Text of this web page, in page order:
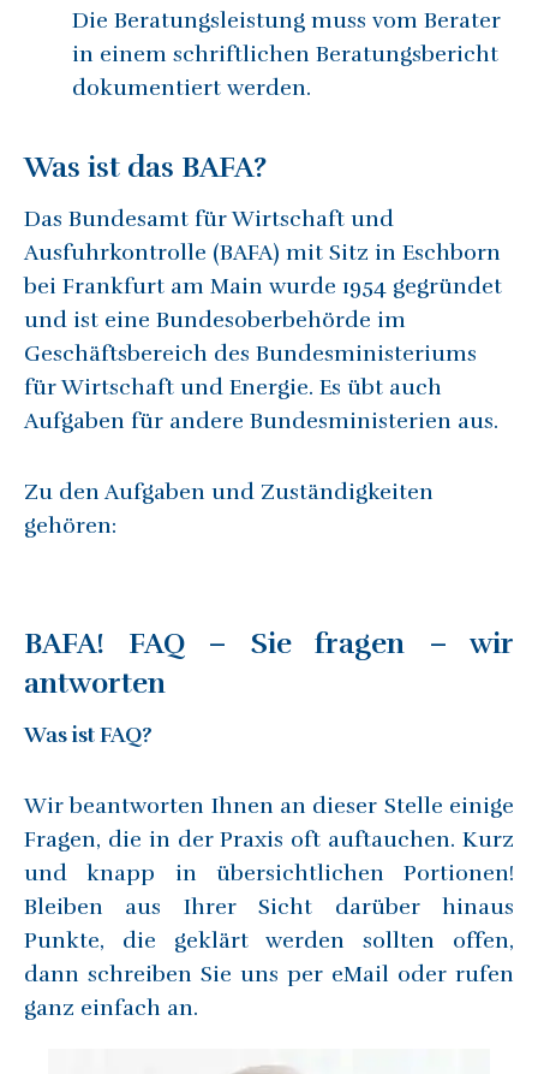
Die Beratungsleistung muss vom Berater
in einem schriftlichen Beratungsbericht
dokumentiert werden.
Was ist das BAFA?
Das Bundesamt für Wirtschaft und
Ausfuhrkontrolle (BAFA) mit Sitz in Eschborn
bei Frankfurt am Main wurde 1954 gegründet
und ist eine Bundesoberbehörde im
Geschäftsbereich des Bundesministeriums
für Wirtschaft und Energie. Es übt auch
Aufgaben für andere Bundesministerien aus.
Zu den Aufgaben und Zuständigkeiten
gehören:
BAFA! FAQ – Sie fragen – wir
antworten
Was ist FAQ?
Wir beantworten Ihnen an dieser Stelle einige
Fragen, die in der Praxis oft auftauchen. Kurz
und knapp in übersichtlichen Portionen!
Bleiben aus Ihrer Sicht darüber hinaus
Punkte, die geklärt werden sollten offen,
dann schreiben Sie uns per eMail oder rufen
ganz einfach an.